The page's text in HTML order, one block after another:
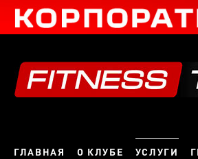
ГЛАВНАЯ О КЛУБЕ УСЛУГИ